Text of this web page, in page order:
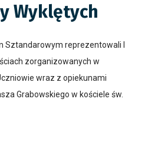
Wyklętych
Sztandarowym reprezentowali I
zorganizowanych w
wraz z opiekunami
Grabowskiego w kościele św.